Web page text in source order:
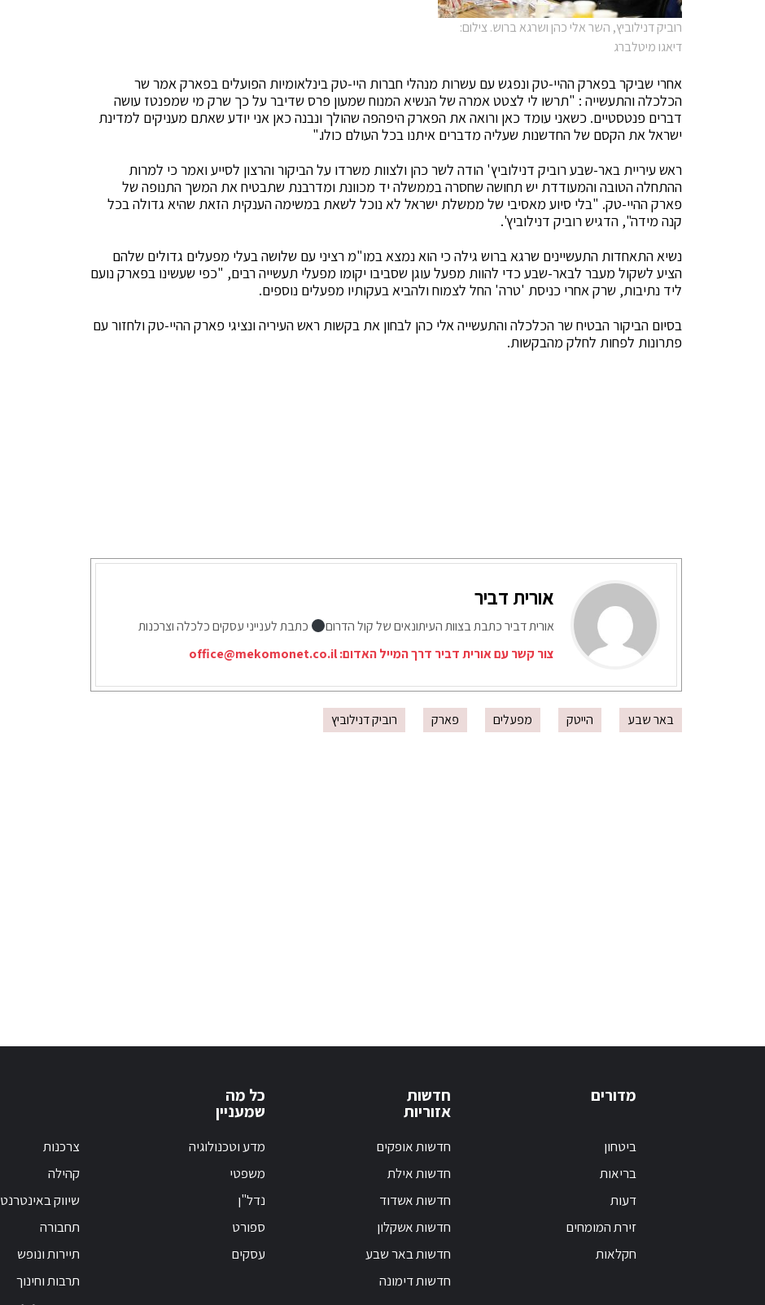
רוביק דנילוביץ, השר אלי כהן ושרגא ברוש. צילום:
דיאגו מיטלברג
אחרי שביקר בפארק ההיי-טק ונפגש עם עשרות מנהלי חברות היי-טק בינלאומיות הפועלים בפארק אמר שר
הכלכלה והתעשייה : "תרשו לי לצטט אמרה של הנשיא המנוח שמעון פרס שדיבר על כך שרק מי שמפנטז עושה
דברים פנטסטיים. כשאני עומד כאן ורואה את הפארק היפהפה שהולך ונבנה כאן אני יודע שאתם מעניקים למדינת
ישראל את הקסם של החדשנות שעליה מדברים איתנו בכל העולם כולו."
ראש עיריית באר-שבע רוביק דנילוביץ' הודה לשר כהן ולצוות משרדו על הביקור והרצון לסייע ואמר כי למרות
ההתחלה הטובה והמעודדת יש תחושה שחסרה בממשלה יד מכוונת ומדרבנת שתבטיח את המשך התנופה של
פארק ההיי-טק. "בלי סיוע מאסיבי של ממשלת ישראל לא נוכל לשאת במשימה הענקית הזאת שהיא גדולה בכל
קנה מידה", הדגיש רוביק דנילוביץ'.
נשיא התאחדות התעשיינים שרגא ברוש גילה כי הוא נמצא במו"מ רציני עם שלושה בעלי מפעלים גדולים שלהם
הציע לשקול מעבר לבאר-שבע כדי להוות מפעל עוגן שסביבו יקומו מפעלי תעשייה רבים, "כפי שעשינו בפארק נועם
ליד נתיבות, שרק אחרי כניסת 'טרה' החל לצמוח ולהביא בעקותיו מפעלים נוספים.
בסיום הביקור הבטיח שר הכלכלה והתעשייה אלי כהן לבחון את בקשות ראש העיריה ונציגי פארק ההיי-טק ולחזור עם
פתרונות לפחות לחלק מהבקשות.
אורית דביר
אורית דביר כתבת בצוות העיתונאים של קול הדרום
כתבת לענייני עסקים כלכלה וצרכנות
צור קשר עם אורית דביר דרך המייל האדום:office@mekomonet.co.il
באר שבע הייטק מפעלים פארק רוביק דנילוביץ
מדורים
ביטחון
בריאות
דעות
זירת המומחים
חקלאות
חדשות
אזוריות
חדשות אופקים
חדשות אילת
חדשות אשדוד
חדשות אשקלון
חדשות באר שבע
חדשות דימונה
כל מה
שמעניין
מדע וטכנולוגיה
משפטי
נדל"ן
ספורט
עסקים
צרכנות
קהילה
שיווק באינטרנט
תחבורה
תיירות ונופש
תרבות וחינוך